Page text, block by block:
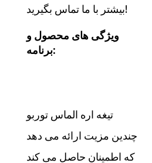
بیشتر با ما تماس بگیرید!
ویژگی های محصول و
برنامه:
تیغه اره الماس توربو
چندین مزیت ارائه می دهد
که اطمینان حاصل می کند